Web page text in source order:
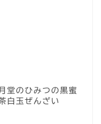
堂のひみつの黒蜜
白玉ぜんざい